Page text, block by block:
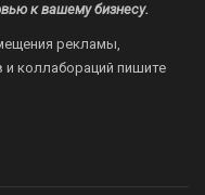
к вашему бизнесу.
рекламы,
и коллабораций пишите